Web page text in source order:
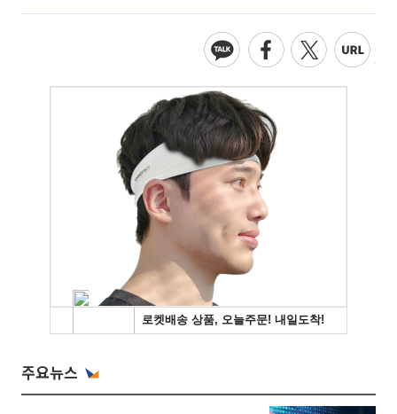
주요뉴스